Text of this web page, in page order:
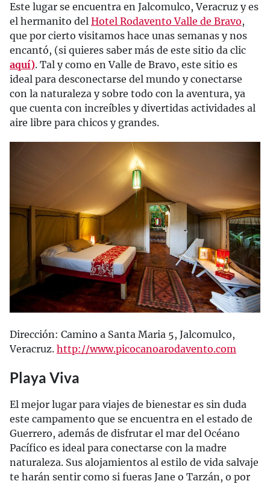
Este lugar se encuentra en Jalcomulco, Veracruz y es
el hermanito del Hotel Rodavento Valle de Bravo,
que por cierto visitamos hace unas semanas y nos
encantó, (si quieres saber más de este sitio da clic
aquí). Tal y como en Valle de Bravo, este sitio es
ideal para desconectarse del mundo y conectarse
con la naturaleza y sobre todo con la aventura, ya
que cuenta con increíbles y divertidas actividades al
aire libre para chicos y grandes.
Dirección: Camino a Santa Maria 5, Jalcomulco,
Veracruz. http://www.picocanoarodavento.com
Playa Viva
El mejor lugar para viajes de bienestar es sin duda
este campamento que se encuentra en el estado de
Guerrero, además de disfrutar el mar del Océano
Pacífico es ideal para conectarse con la madre
naturaleza. Sus alojamientos al estilo de vida salvaje
te harán sentir como si fueras Jane o Tarzán, o por